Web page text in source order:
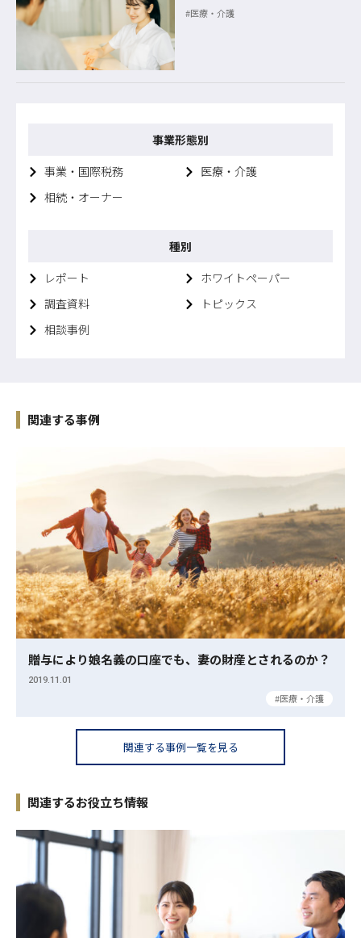
医療・介護
事業形態別
事業・国際税務
医療・介護
相続・オーナー
種別
レポート
ホワイトペーパー
調査資料
トピックス
相談事例
関連する事例
贈与により娘名義の口座でも、妻の財産とされるのか？
2019.11.01
医療・介護
関連する事例一覧を見る
関連するお役立ち情報